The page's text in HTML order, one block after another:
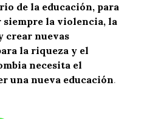
de la educación, para
la violencia, la
crear nuevas
la riqueza y el
necesita el
una nueva educación.